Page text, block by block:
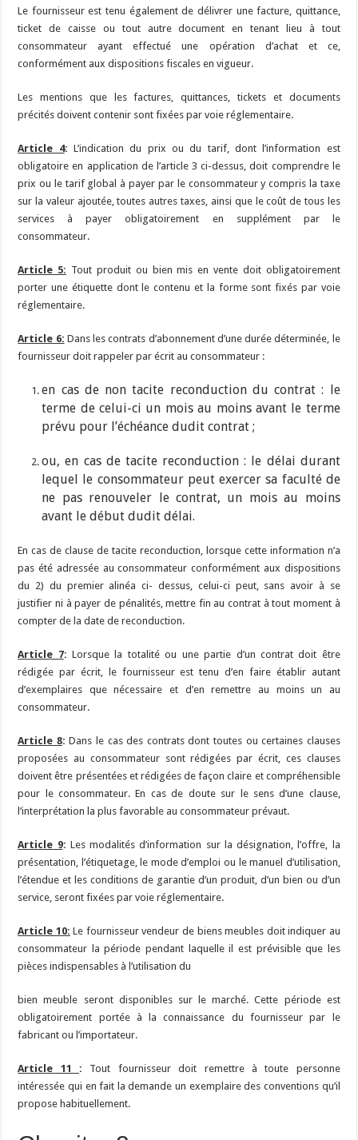
Le fournisseur est tenu également de délivrer une facture, quittance,
ticket de caisse ou tout autre document en tenant lieu à tout
consommateur ayant effectué une opération d’achat et ce,
conformément aux dispositions fiscales en vigueur.
Les mentions que les factures, quittances, tickets et documents
précités doivent contenir sont fixées par voie réglementaire.
Article 4: L’indication du prix ou du tarif, dont l’information est
obligatoire en application de l’article 3 ci-dessus, doit comprendre le
prix ou le tarif global à payer par le consommateur y compris la taxe
sur la valeur ajoutée, toutes autres taxes, ainsi que le coût de tous les
services à payer obligatoirement en supplément par le
consommateur.
Article 5: Tout produit ou bien mis en vente doit obligatoirement
porter une étiquette dont le contenu et la forme sont fixés par voie
réglementaire.
Article 6: Dans les contrats d’abonnement d’une durée déterminée, le
fournisseur doit rappeler par écrit au consommateur :
en cas de non tacite reconduction du contrat : le
terme de celui-ci un mois au moins avant le terme
prévu pour l’échéance dudit contrat ;
ou, en cas de tacite reconduction : le délai durant
lequel le consommateur peut exercer sa faculté de
ne pas renouveler le contrat, un mois au moins
avant le début dudit délai.
En cas de clause de tacite reconduction, lorsque cette information n’a
pas été adressée au consommateur conformément aux dispositions
du 2) du premier alinéa ci- dessus, celui-ci peut, sans avoir à se
justifier ni à payer de pénalités, mettre fin au contrat à tout moment à
compter de la date de reconduction.
Article 7:Lorsque la totalité ou une partie d’un contrat doit être
rédigée par écrit, le fournisseur est tenu d’en faire établir autant
d’exemplaires que nécessaire et d’en remettre au moins un au
consommateur.
Article 8:Dans le cas des contrats dont toutes ou certaines clauses
proposées au consommateur sont rédigées par écrit, ces clauses
doivent être présentées et rédigées de façon claire et compréhensible
pour le consommateur. En cas de doute sur le sens d’une clause,
l’interprétation la plus favorable au consommateur prévaut.
Article 9: Les modalités d’information sur la désignation, l’offre, la
présentation, l’étiquetage, le mode d’emploi ou le manuel d’utilisation,
l’étendue et les conditions de garantie d’un produit, d’un bien ou d’un
service, seront fixées par voie réglementaire.
Article 10: Le fournisseur vendeur de biens meubles doit indiquer au
consommateur la période pendant laquelle il est prévisible que les
pièces indispensables à l’utilisation du
bien meuble seront disponibles sur le marché. Cette période est
obligatoirement portée à la connaissance du fournisseur par le
fabricant ou l’importateur.
Article 11: Tout fournisseur doit remettre à toute personne
intéressée qui en fait la demande un exemplaire des conventions qu’il
propose habituellement.